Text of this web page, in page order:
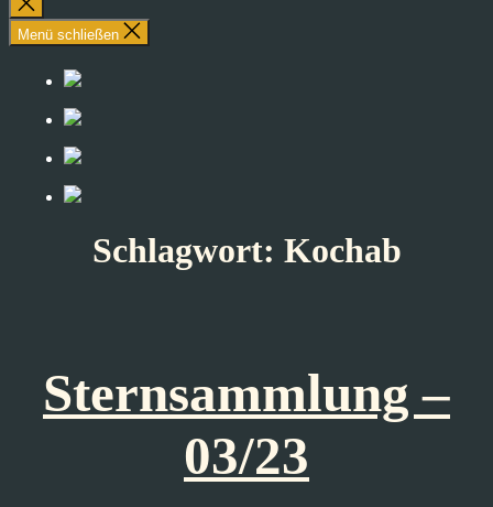
schließen
Menü schließen
Schlagwort: Kochab
Sternsammlung –
03/23